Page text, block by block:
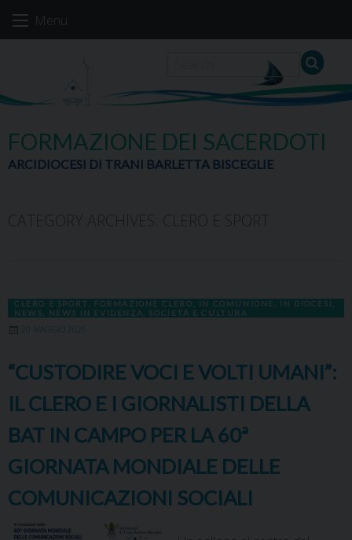
Menu
FORMAZIONE DEI SACERDOTI
ARCIDIOCESI DI TRANI BARLETTA BISCEGLIE
CLERO E SPORT FORMAZIONE CLERO IN COMUNIONE IN DIOCESI
NEWS
NEWS IN EVIDENZA SOCIETÀ E CULTURA
20 MAGGIO 2026
“CUSTODIRE VOCI E VOLTI UMANI”:
IL CLERO E I GIORNALISTI DELLA
BAT IN CAMPO PER LA 60ª
GIORNATA MONDIALE DELLE
COMUNICAZIONI SOCIALI